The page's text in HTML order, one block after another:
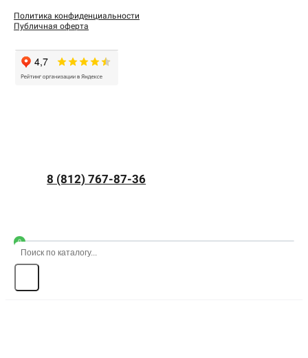
Политика конфиденциальности
Публичная оферта
8 (812) 767-87-36
0